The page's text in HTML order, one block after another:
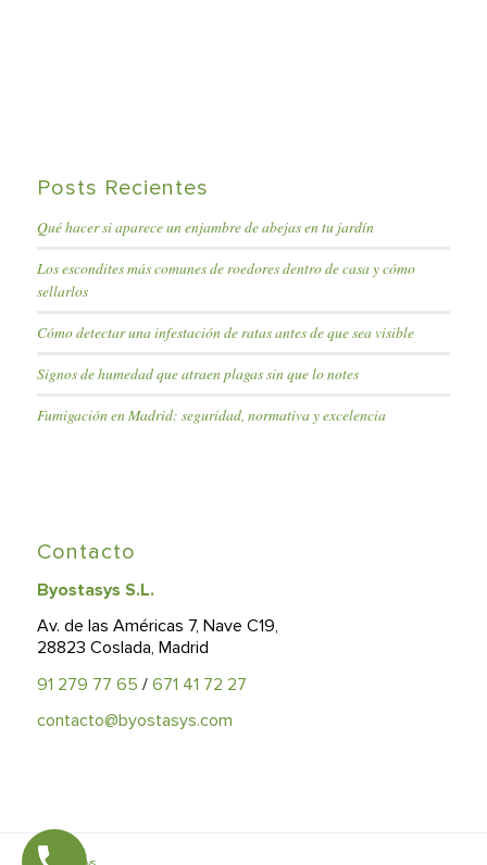
Posts Recientes
Qué hacer si aparece un enjambre de abejas en tu jardín
Los escondites más comunes de roedores dentro de casa y cómo
sellarlos
Cómo detectar una infestación de ratas antes de que sea visible
Signos de humedad que atraen plagas sin que lo notes
Fumigación en Madrid: seguridad, normativa y excelencia
Contacto
Byostasys S.L.
Av. de las Américas 7, Nave C19,
28823 Coslada, Madrid
91 279 77 65 / 671 41 72 27
contacto@byostasys.com